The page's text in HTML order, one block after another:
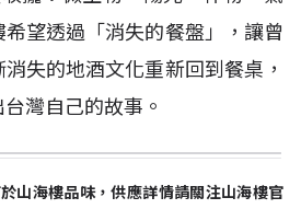
望透過「消失的餐盤」，讓曾
失的地酒文化重新回到餐桌，
灣自己的故事。
山海樓品味，供應詳情請關注山海樓官